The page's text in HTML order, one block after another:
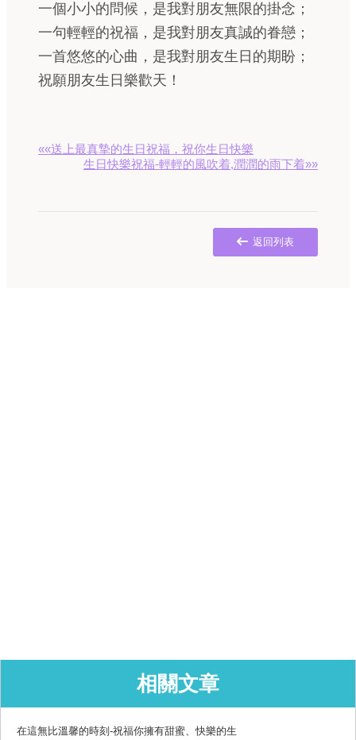
一個小小的問候，是我對朋友無限的掛念；
一句輕輕的祝福，是我對朋友真誠的眷戀；
一首悠悠的心曲，是我對朋友生日的期盼；
祝願朋友生日樂歡天！
««送上最真摯的生日祝福，祝你生日快樂
生日快樂祝福-輕輕的風吹着,潤潤的雨下着»»
返回列表
相關文章
在這無比溫馨的時刻-祝福你擁有甜蜜、快樂的生